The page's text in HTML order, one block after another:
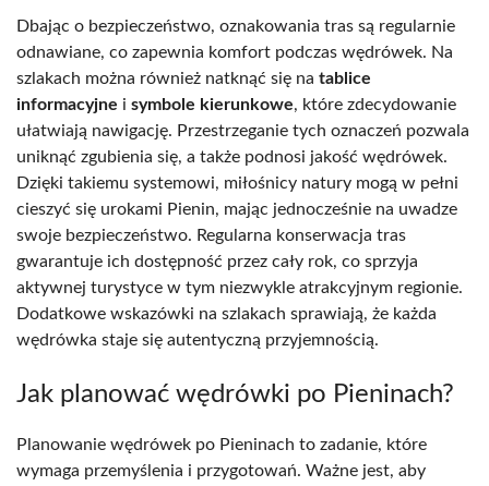
Dbając o bezpieczeństwo, oznakowania tras są regularnie
odnawiane, co zapewnia komfort podczas wędrówek. Na
szlakach można również natknąć się na tablice
informacyjne i symbole kierunkowe, które zdecydowanie
ułatwiają nawigację. Przestrzeganie tych oznaczeń pozwala
uniknąć zgubienia się, a także podnosi jakość wędrówek.
Dzięki takiemu systemowi, miłośnicy natury mogą w pełni
cieszyć się urokami Pienin, mając jednocześnie na uwadze
swoje bezpieczeństwo. Regularna konserwacja tras
gwarantuje ich dostępność przez cały rok, co sprzyja
aktywnej turystyce w tym niezwykle atrakcyjnym regionie.
Dodatkowe wskazówki na szlakach sprawiają, że każda
wędrówka staje się autentyczną przyjemnością.
Jak planować wędrówki po Pieninach?
Planowanie wędrówek po Pieninach to zadanie, które
wymaga przemyślenia i przygotowań. Ważne jest, aby